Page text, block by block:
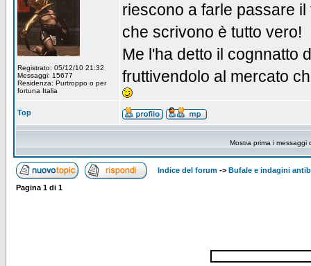
Registrato: 05/12/10 21:32
Messaggi: 15677
Residenza: Purtroppo o per
fortuna Italia
riescono a farle passare
che scrivono è tutto vero!
Me l'ha detto il cognnatto
fruttivendolo al mercato
Top
Mostra prima i messaggi
Indice del forum -> Bufale e indagini
Pagina 1 di 1